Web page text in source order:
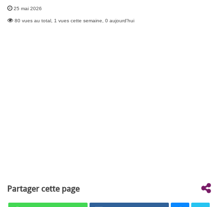
25 mai 2026
80 vues au total, 1 vues cette semaine, 0 aujourd'hui
Partager cette page